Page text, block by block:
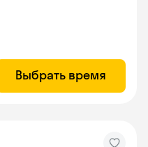
Выбрать время